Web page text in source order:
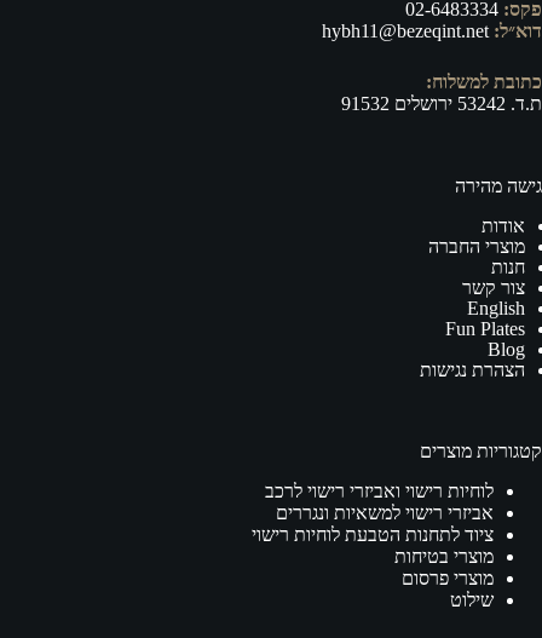
פקס:
דוא״ל: hybh11@bezeqint.net
כתובת למשלוח:
ת.ד. 53242 ירושלים 91532
גישה מהירה
אודות
מוצרי החברה
חנות
צור קשר
English
Fun Plates
Blog
הצהרת נגישות
קטגוריות מוצרים
לוחיות רישוי ואביזרי רישוי לרכב
אביזרי רישוי למשאיות ונגררים
ציוד לתחנות הטבעת לוחיות רישוי
מוצרי בטיחות
מוצרי פרסום
שילוט